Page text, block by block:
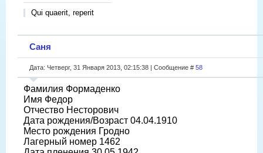
Qui quaerit, reperit
Саня
Дата: Четверг, 31 Января 2013, 02:15:38 | Сообщение # 58
Фамилия Формаденко
Имя Федор
Отчество Несторович
Дата рождения/Возраст 04.04.1910
Место рождения Гродно
Лагерный номер 1462